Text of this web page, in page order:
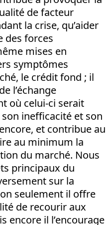
de facteur
la crise, qu’aider
des forces
mises en
symptômes
le crédit fond ; il
l’échange
où celui-ci serait
inefficacité et son
et contribue au
au minimum la
du marché. Nous
principaux du
sur la
seulement il offre
de recourir aux
encore il l’encourage